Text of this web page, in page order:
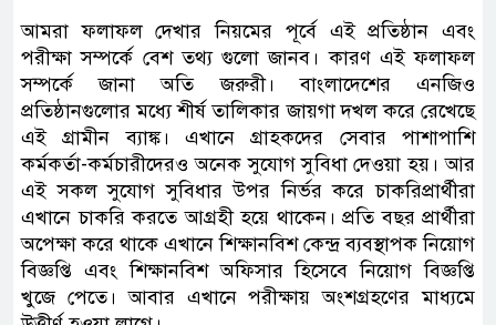
আমরা ফলাফল দেখার নিয়মের পূর্বে এই প্রতিষ্ঠান এবং
পরীক্ষা সম্পর্কে বেশ তথ্য গুলো জানব। কারণ এই ফলাফল
সম্পর্কে জানা অতি জরুরী। বাংলাদেশের এনজিও
প্রতিষ্ঠানগুলোর মধ্যে শীর্ষ তালিকার জায়গা দখল করে রেখেছে
এই গ্রামীন ব্যাঙ্ক। এখানে গ্রাহকদের সেবার পাশাপাশি
কর্মকর্তা-কর্মচারীদেরও অনেক সুযোগ সুবিধা দেওয়া হয়। আর
এই সকল সুযোগ সুবিধার উপর নির্ভর করে চাকরিপ্রার্থীরা
এখানে চাকরি করতে আগ্রহী হয়ে থাকেন। প্রতি বছর প্রার্থীরা
অপেক্ষা করে থাকে এখানে শিক্ষানবিশ কেন্দ্র ব্যবস্থাপক নিয়োগ
বিজ্ঞপ্তি এবং শিক্ষানবিশ অফিসার হিসেবে নিয়োগ বিজ্ঞপ্তি
খুজে পেতে। আবার এখানে পরীক্ষায় অংশগ্রহণের মাধ্যমে